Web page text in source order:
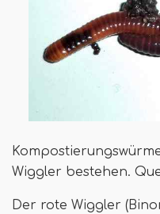
Wiggler bestehen.
Der rote Wiggler